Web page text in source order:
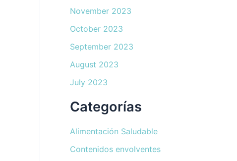
November 2023
October 2023
September 2023
August 2023
July 2023
Categorías
Alimentación Saludable
Contenidos envolventes